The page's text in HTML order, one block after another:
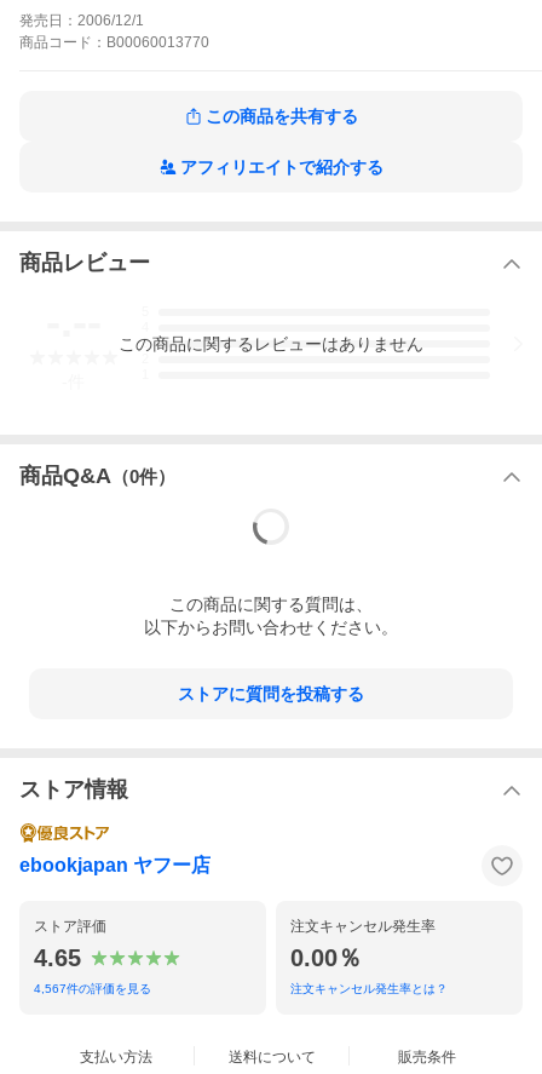
郎さんと美女たちが織り成す、大人の青春グラフィティ。男は顔
でも金でもない。心とバイクだ!!
万歳ハイウェイの作品をもっと見る
発売日： 2006/12/1
商品 コード： B00060013770
この商品を共有する
アフィリエイトで紹介する
商品レビュー
3
この商品に関するレビューはありません
商品Q&A （0件）
この商品に関する質問は、
以下からお問い合わせください。
ストアに質問を投稿する
ストア情報
ebookjapan ヤフー店
ストア評価
4.65
4,567件の評価を見る
注文キャンセル発生率
0.00％
注文キャンセル発生率とは？
支払い方法 送料について 販売条件